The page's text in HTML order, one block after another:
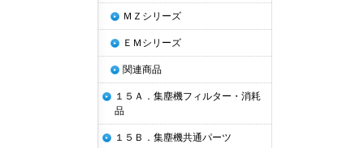
ＭＺシリーズ
ＥＭシリーズ
関連商品
１５Ａ．集塵機フィルター・消耗
品
１５Ｂ．集塵機共通パーツ